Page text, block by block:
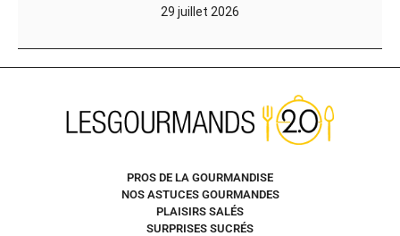
29 juillet 2026
PROS DE LA GOURMANDISE
NOS ASTUCES GOURMANDES
PLAISIRS SALÉS
SURPRISES SUCRÉS